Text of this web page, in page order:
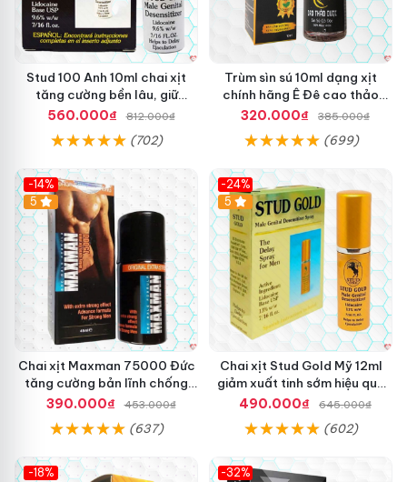
Stud 100 Anh 10ml chai xịt
tăng cường bền lâu, giữ
phong độ
560.000₫ 812.000₫
(702)
Trùm sìn sú 10ml dạng xịt
chính hãng Ê Đê cao thảo
dược cô đặc hiệu quả nhất
320.000₫ 385.000₫
(699)
-14%
5
Chai xịt Maxman 75000 Đức
tăng cường bản lĩnh chống
xuất tinh sớm
390.000₫ 453.000₫
(637)
-24%
5
Chai xịt Stud Gold Mỹ 12ml
giảm xuất tinh sớm hiệu quả
nhanh
490.000₫ 645.000₫
(602)
-18%
-32%